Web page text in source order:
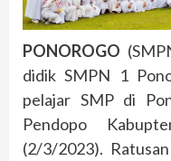
PONOROGO
didik SMPN 1
pelajar SMP di
Pendopo
(2/3/2023).